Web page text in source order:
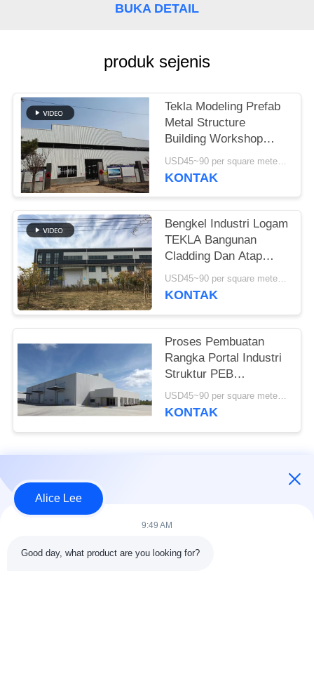
SITEMAP
KEBIJAKAN
PRIVASI
BUKA DETAIL
produk sejenis
Tekla Modeling Prefab
Metal Structure
Building Workshop
Kekuatan Tinggi
USD45~90 per square meter MOQ:1000 meter persegi
KONTAK
Bengkel Industri Logam
TEKLA Bangunan
Cladding Dan Atap
Berwarna-warni
USD45~90 per square meter MOQ:1000 meter persegi
KONTAK
Proses Pembuatan
Rangka Portal Industri
Struktur PEB
Bangunan Standar ISOUSD45~90 per square meter MOQ:1000 meter persegi
KONTAK
Semua
konstruksi struktur
Alice Lee
9:49 AM
Good day, what product are you looking for?